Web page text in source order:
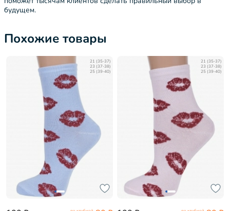
будущем.
Похожие товары
21 (35-37)
23 (37-38)
25 (39-40)
21 (35-37)
23 (37-38)
25 (39-40)